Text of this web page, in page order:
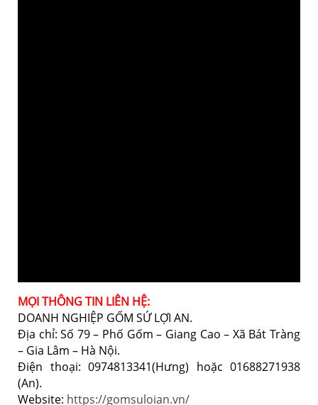
MỌI THÔNG TIN LIÊN HỆ:
DOANH NGHIỆP GỐM SỨ LỢI AN.
Địa chỉ: Số 79 – Phố Gốm – Giang Cao – Xã Bát Tràng
– Gia Lâm – Hà Nội.
Điện thoại: 0974813341(Hưng) hoặc 01688271938
(An).
Website: https://gomsuloian.vn/